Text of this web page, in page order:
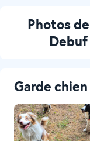
Photos
Garde chien